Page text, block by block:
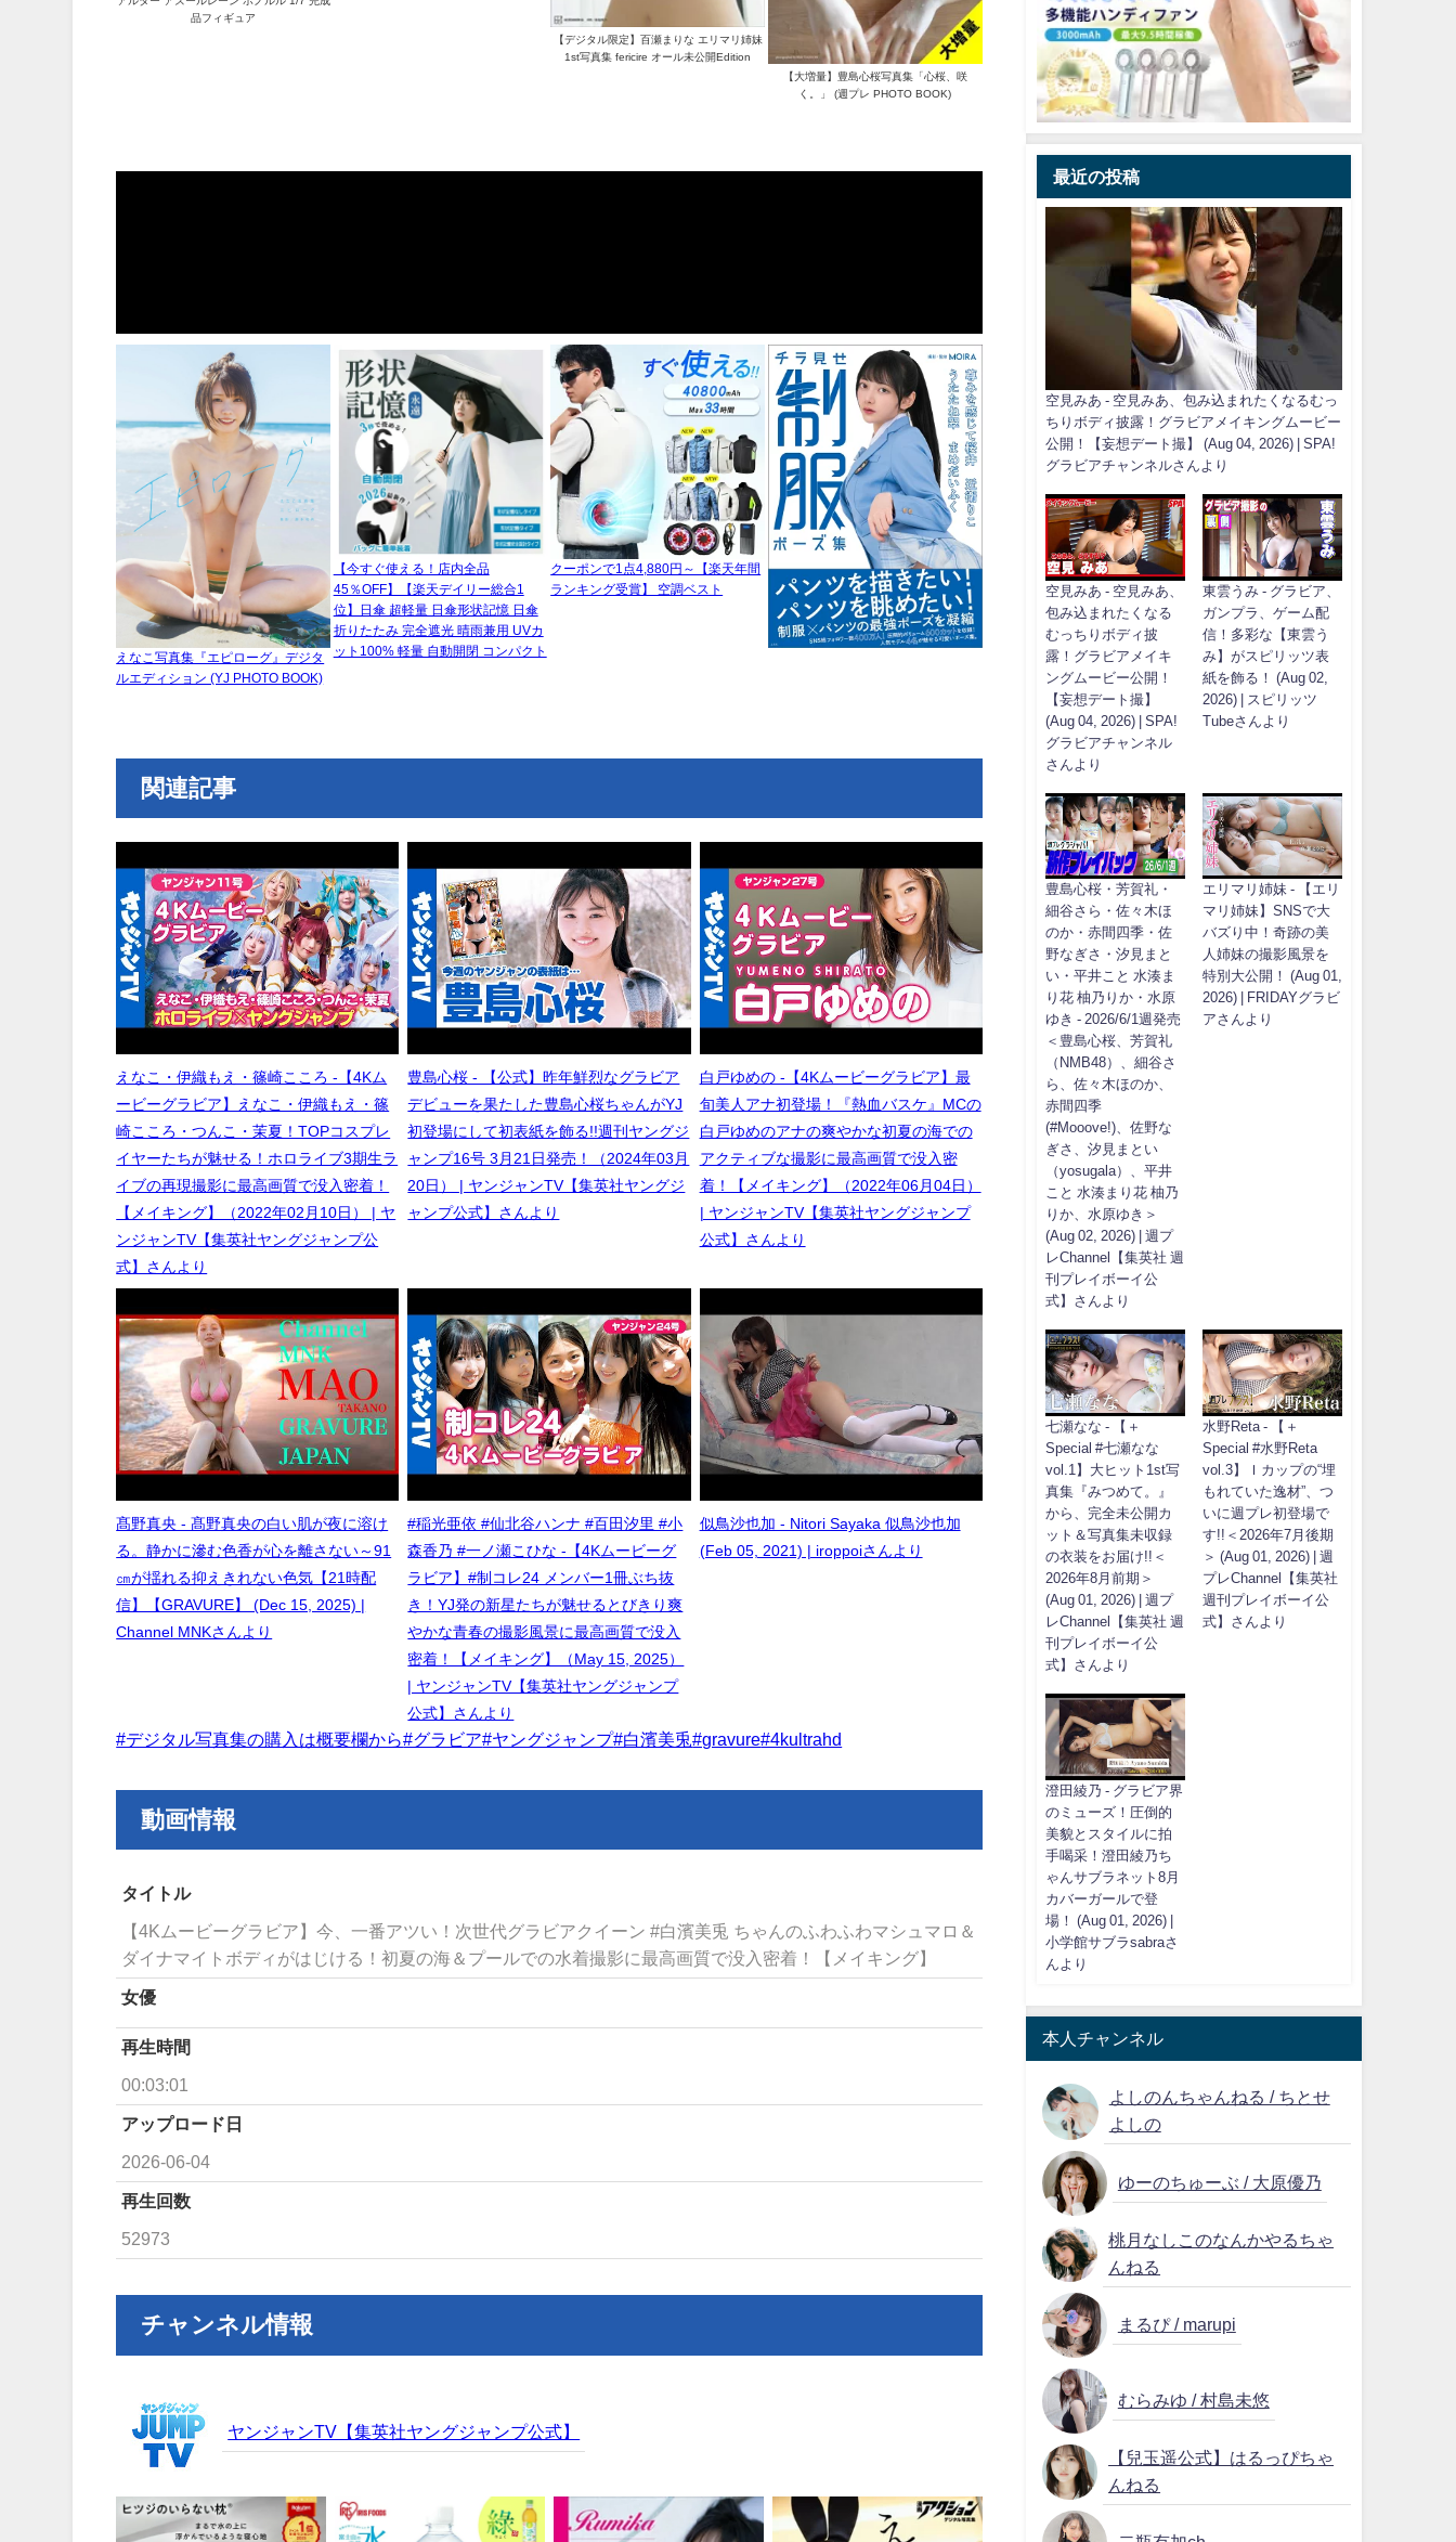
品フィギュア
【デジタル限定】百瀬まりな エリマリ姉妹
1st写真集 fericire オール未公開Edition
【大増量】豊島心桜写真集「心桜、咲
く。」 (週プレ PHOTO BOOK)
えなこ写真集『エピローグ』デジタ
ルエディション (YJ PHOTO BOOK)
【今すぐ使える！店内全品
45％OFF】【楽天デイリー総合1
位】日傘 超軽量 日傘形状記憶 日傘
折りたたみ 完全遮光 晴雨兼用 UVカ
ット100% 軽量 自動開閉 コンパクト
クーポンで1点4,880円～【楽天年間
ランキング受賞】 空調ベスト
関連記事
えなこ・伊織もえ・篠崎こころ -【4Kム
ービーグラビア】えなこ・伊織もえ・篠
崎こころ・つんこ・茉夏！TOPコスプレ
イヤーたちが魅せる！ホロライブ3期生ラ
イブの再現撮影に最高画質で没入密着！
【メイキング】（2022年02月10日） | ヤ
ンジャンTV【集英社ヤングジャンプ公
式】さんより
豊島心桜 - 【公式】昨年鮮烈なグラビア
デビューを果たした豊島心桜ちゃんがYJ
初登場にして初表紙を飾る!!週刊ヤングジ
ャンプ16号 3月21日発売！（2024年03月
20日） | ヤンジャンTV【集英社ヤングジ
ャンプ公式】さんより
白戸ゆめの -【4Kムービーグラビア】最
旬美人アナ初登場！『熱血バスケ』MCの
白戸ゆめのアナの爽やかな初夏の海での
アクティブな撮影に最高画質で没入密
着！【メイキング】（2022年06月04日）
| ヤンジャンTV【集英社ヤングジャンプ
公式】さんより
髙野真央 - 髙野真央の白い肌が夜に溶け
る。静かに滲む色香が心を離さない～91
㎝が揺れる抑えきれない色気【21時配
信】【GRAVURE】 (Dec 15, 2025) |
Channel MNKさんより
#稲光亜依 #仙北谷ハンナ #百田汐里 #小
森香乃 #一ノ瀬こひな -【4Kムービーグ
ラビア】#制コレ24 メンバー1冊ぶち抜
き！YJ発の新星たちが魅せるとびきり爽
やかな青春の撮影風景に最高画質で没入
密着！【メイキング】（May 15, 2025）
| ヤンジャンTV【集英社ヤングジャンプ
公式】さんより
似鳥沙也加 - Nitori Sayaka 似鳥沙也加
(Feb 05, 2021) | iroppoiさんより
#デジタル写真集の購入は概要欄から#グラビア#ヤングジャンプ#白濱美兎#gravure#4kultrahd
動画情報
タイトル
【4Kムービーグラビア】今、一番アツい！次世代グラビアクイーン #白濱美兎 ちゃんのふわふわマシュマロ＆
ダイナマイトボディがはじける！初夏の海＆プールでの水着撮影に最高画質で没入密着！【メイキング】
女優
再生時間
00:03:01
アップロード日
2026-06-04
再生回数
52973
チャンネル情報
ヤンジャンTV【集英社ヤングジャンプ公式】
最近の投稿
空見みあ - 空見みあ、包み込まれたくなるむっ
ちりボディ披露！グラビアメイキングムービー
公開！【妄想デート撮】 (Aug 04, 2026) | SPA!
グラビアチャンネルさんより
空見みあ - 空見みあ、
包み込まれたくなる
むっちりボディ披
露！グラビアメイキ
ングムービー公開！
【妄想デート撮】
(Aug 04, 2026) | SPA!
グラビアチャンネル
さんより
東雲うみ - グラビア、
ガンプラ、ゲーム配
信！多彩な【東雲う
み】がスピリッツ表
紙を飾る！ (Aug 02,
2026) | スピリッツ
Tubeさんより
豊島心桜・芳賀礼・
細谷さら・佐々木ほ
のか・赤間四季・佐
野なぎさ・汐見まと
い・平井こと 水湊ま
り花 柚乃りか・水原
ゆき - 2026/6/1週発売
＜豊島心桜、芳賀礼
（NMB48）、細谷さ
ら、佐々木ほのか、
赤間四季
(#Mooove!)、佐野な
ぎさ、汐見まとい
（yosugala）、平井
こと 水湊まり花 柚乃
りか、水原ゆき＞
(Aug 02, 2026) | 週プ
レChannel【集英社 週
刊プレイボーイ公
式】さんより
エリマリ姉妹 - 【エリ
マリ姉妹】SNSで大
バズり中！奇跡の美
人姉妹の撮影風景を
特別大公開！ (Aug 01,
2026) | FRIDAYグラビ
アさんより
七瀬なな - 【＋
Special #七瀬なな
vol.1】大ヒット1st写
真集『みつめて。』
から、完全未公開カ
ット＆写真集未収録
の衣装をお届け!!＜
2026年8月前期＞
(Aug 01, 2026) | 週プ
レChannel【集英社 週
刊プレイボーイ公
式】さんより
水野Reta - 【＋
Special #水野Reta
vol.3】Ｉカップの“埋
もれていた逸材”、つ
いに週プレ初登場で
す!!＜2026年7月後期
＞ (Aug 01, 2026) | 週
プレChannel【集英社
週刊プレイボーイ公
式】さんより
澄田綾乃 - グラビア界
のミューズ！圧倒的
美貌とスタイルに拍
手喝采！澄田綾乃ち
ゃんサブラネット8月
カバーガールで登
場！ (Aug 01, 2026) |
小学館サブラsabraさ
んより
本人チャンネル
よしのんちゃんねる / ちとせ
よしの
ゆーのちゅーぶ / 大原優乃
桃月なしこのなんかやるちゃ
んねる
まるぴ / marupi
むらみゆ / 村島未悠
【兒玉遥公式】はるっぴちゃ
んねる